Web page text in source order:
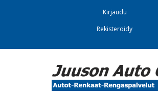
Kirjaudu
Rekisteröidy